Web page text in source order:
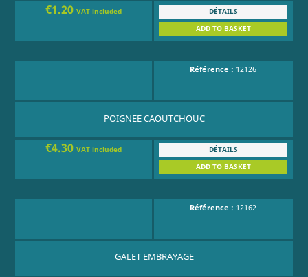
€1.20VAT included
DÉTAILS
ADD TO BASKET
Référence : 12126
POIGNEE CAOUTCHOUC
€4.30VAT included
DÉTAILS
ADD TO BASKET
Référence : 12162
GALET EMBRAYAGE